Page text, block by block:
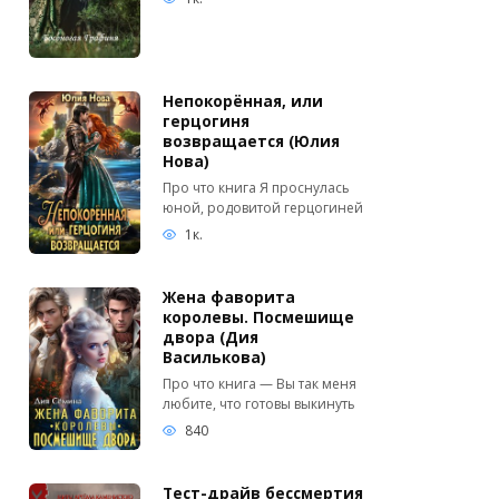
Непокорённая, или
герцогиня
возвращается (Юлия
Нова)
Про что книга Я проснулась
юной, родовитой герцогиней
1к.
Жена фаворита
королевы. Посмешище
двора (Дия
Василькова)
Про что книга — Вы так меня
любите, что готовы выкинуть
840
Тест-драйв бессмертия